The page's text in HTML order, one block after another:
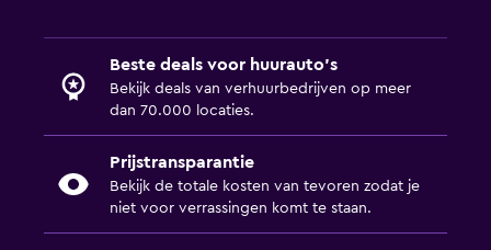
Beste deals voor huurauto's
Bekijk deals van verhuurbedrijven op meer
dan 70.000 locaties.
Prijstransparantie
Bekijk de totale kosten van tevoren zodat je
niet voor verrassingen komt te staan.